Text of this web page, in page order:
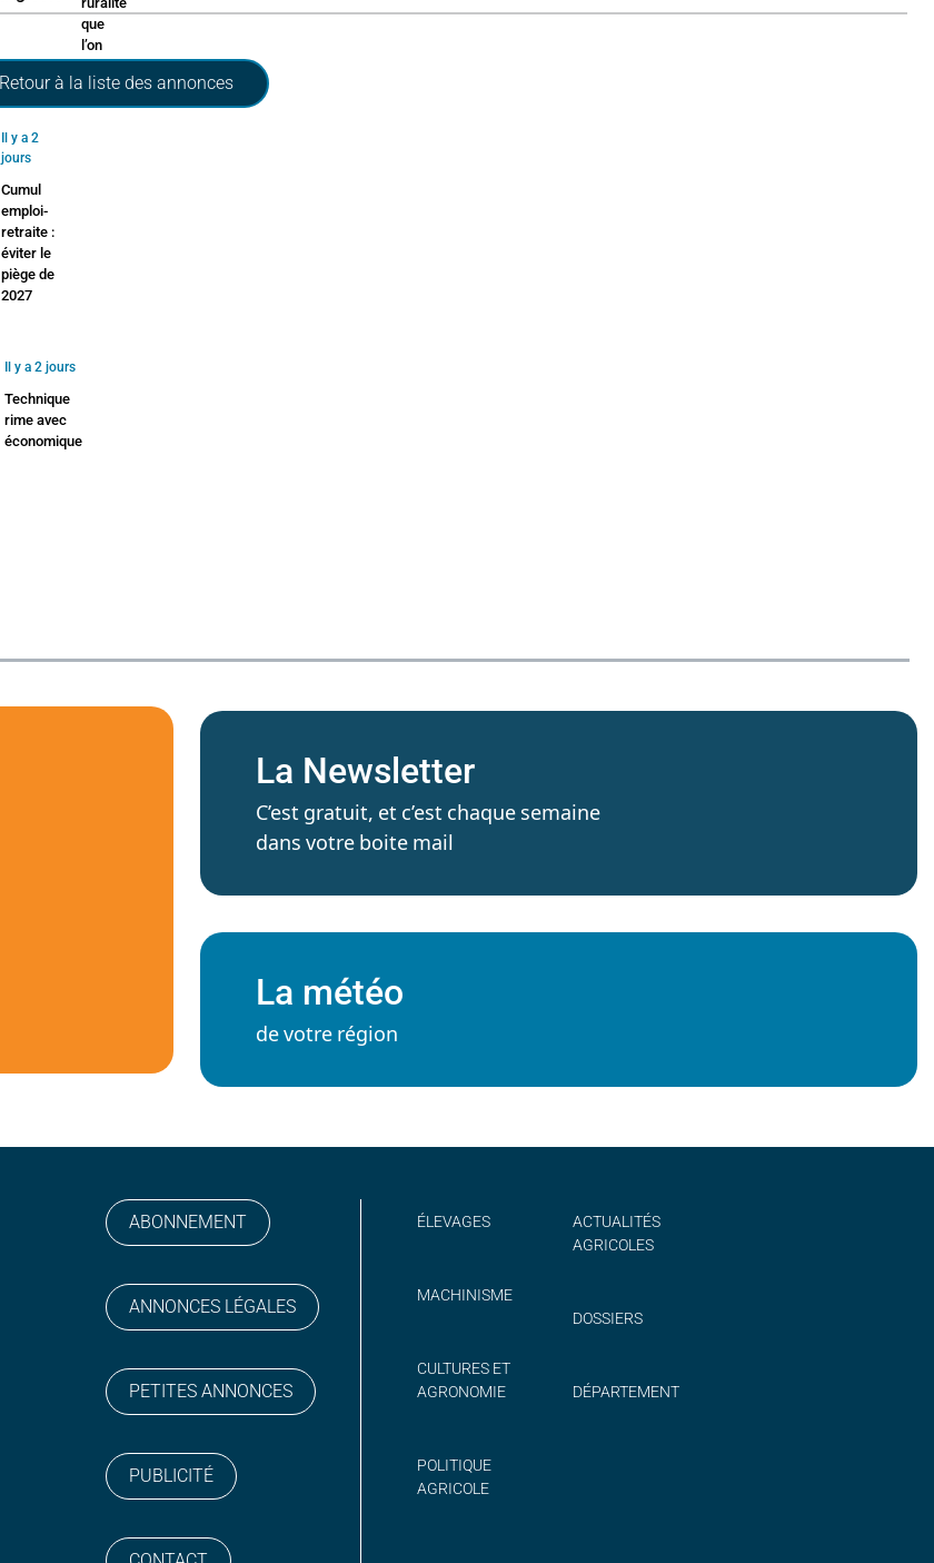
Retour à la liste des annonces
que
l’on
aime
Il y a 2
jours
Cumul
emploi-
retraite :
éviter le
piège de
2027
Il y a 2 jours
Technique
rime avec
économique
La Newsletter
C’est gratuit, et c’est chaque semaine
dans votre boite mail
La météo
de votre région
ABONNEMENT
ANNONCES LÉGALES
PETITES ANNONCES
PUBLICITÉ
ÉLEVAGES
MACHINISME
CULTURES ET
AGRONOMIE
POLITIQUE
AGRICOLE
ACTUALITÉS
AGRICOLES
DOSSIERS
DÉPARTEMENT